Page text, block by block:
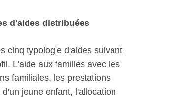
d'aides distribuées
cinq typologie d'aides suivant
L'aide aux familles avec les
familiales, les prestations
d'un jeune enfant, l'allocation